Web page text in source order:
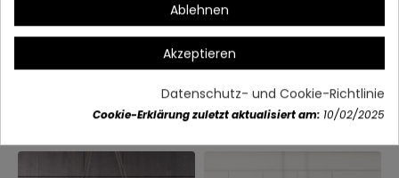
Artikeldetails
Vielleicht gefällt Ihnen auch
Ablehnen
Akzeptieren
Datenschutz- und Cookie-Richtlinie
Cookie-Erklärung zuletzt aktualisiert am: 10/02/2025